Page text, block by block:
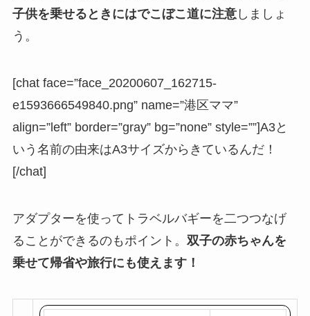
子供を乗せるときにはでこぼこ道に注意しましょ
う。
[chat face=”face_20200607_162715-
e1593666549840.png” name=”港区ママ”
align=”left” border=”gray” bg=”none” style=””]A3と
いう名前の由来はA3サイズからきているんだ！
[/chat]
アダプターを使ってトラベルバギーを二つつなげ
ることができるのもポイント。 双子の赤ちゃんを
乗せて帰省や旅行にも使えます！